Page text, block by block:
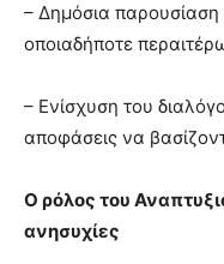
– Δημόσια παρουσίαση
οποιαδήποτε
– Ενίσχυση του
αποφάσεις να
Ο ρόλος του
ανησυχίες